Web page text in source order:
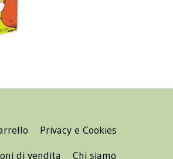
Privacy e Cookies
di vendita
Chi siamo